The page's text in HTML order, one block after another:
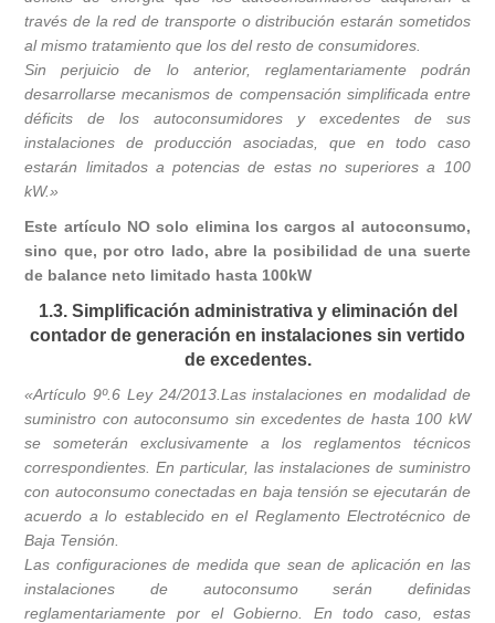
través de la red de transporte o distribución estarán sometidos
al mismo tratamiento que los del resto de consumidores.
Sin perjuicio de lo anterior, reglamentariamente podrán
desarrollarse mecanismos de compensación simplificada entre
déficits de los autoconsumidores y excedentes de sus
instalaciones de producción asociadas, que en todo caso
estarán limitados a potencias de estas no superiores a 100
kW.»
Este artículo NO solo elimina los cargos al autoconsumo,
sino que, por otro lado, abre la posibilidad de una suerte
de balance neto limitado hasta 100kW
1.3. Simplificación administrativa y eliminación del
contador de generación en instalaciones sin vertido
de excedentes.
«Artículo 9º.6 Ley 24/2013.Las instalaciones en modalidad de
suministro con autoconsumo sin excedentes de hasta 100 kW
se someterán exclusivamente a los reglamentos técnicos
correspondientes. En particular, las instalaciones de suministro
con autoconsumo conectadas en baja tensión se ejecutarán de
acuerdo a lo establecido en el Reglamento Electrotécnico de
Baja Tensión.
Las configuraciones de medida que sean de aplicación en las
instalaciones de autoconsumo serán definidas
reglamentariamente por el Gobierno. En todo caso, estas